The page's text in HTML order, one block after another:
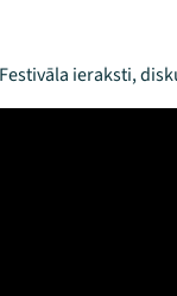
ieraksti,